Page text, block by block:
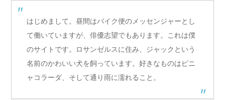
はじめまして。昼間はバイク便のメッセンジャーとし
て働いていますが、俳優志望でもあります。これは僕
のサイトです。ロサンゼルスに住み、ジャックという
名前のかわいい犬を飼っています。好きなものはピニ
ャコラーダ、そして通り雨に濡れること。